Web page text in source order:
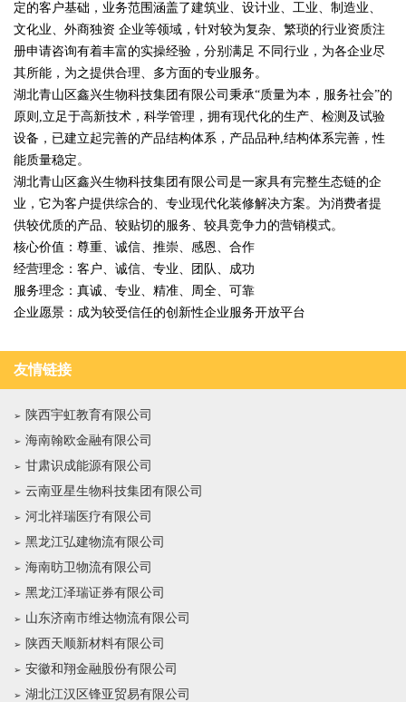
定的客户基础，业务范围涵盖了建筑业、设计业、工业、制造业、
文化业、外商独资 企业等领域，针对较为复杂、繁琐的行业资质注
册申请咨询有着丰富的实操经验，分别满足 不同行业，为各企业尽
其所能，为之提供合理、多方面的专业服务。
湖北青山区鑫兴生物科技集团有限公司秉承“质量为本，服务社会”的
原则,立足于高新技术，科学管理，拥有现代化的生产、检测及试验
设备，已建立起完善的产品结构体系，产品品种,结构体系完善，性
能质量稳定。
湖北青山区鑫兴生物科技集团有限公司是一家具有完整生态链的企
业，它为客户提供综合的、专业现代化装修解决方案。为消费者提
供较优质的产品、较贴切的服务、较具竞争力的营销模式。
核心价值：尊重、诚信、推崇、感恩、合作
经营理念：客户、诚信、专业、团队、成功
服务理念：真诚、专业、精准、周全、可靠
企业愿景：成为较受信任的创新性企业服务开放平台
友情链接
陕西宇虹教育有限公司
海南翰欧金融有限公司
甘肃识成能源有限公司
云南亚星生物科技集团有限公司
河北祥瑞医疗有限公司
黑龙江弘建物流有限公司
海南昉卫物流有限公司
黑龙江泽瑞证券有限公司
山东济南市维达物流有限公司
陕西天顺新材料有限公司
安徽和翔金融股份有限公司
湖北江汉区锋亚贸易有限公司